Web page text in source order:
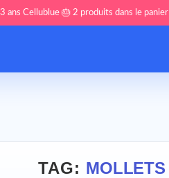
ans Cellublue 🎂 2 produits dans le
TAG: MOLLETS